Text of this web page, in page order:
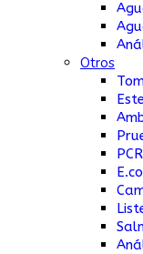
Otros